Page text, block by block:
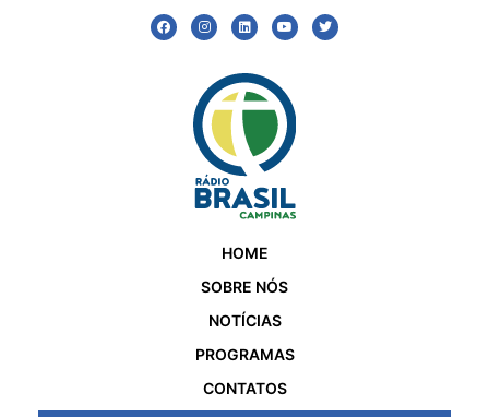
HOME
SOBRE NÓS
NOTÍCIAS
PROGRAMAS
CONTATOS